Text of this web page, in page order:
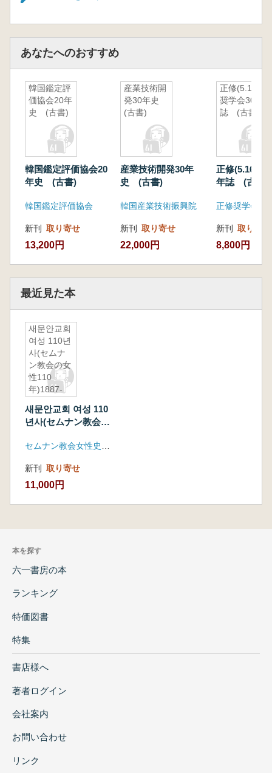
あなたへのおすすめ
韓国鑑定評
価協会20年
史 (古書)
韓国鑑定評価協会20
年史 (古書)
韓国鑑定評価協会
新刊 取り寄せ
13,200円
産業技術開
発30年史
(古書)
産業技術開発30年
史 (古書)
韓国産業技術振興院
新刊 取り寄せ
22,000円
正修(5.16)
奨学会30年
誌 (古書)
正修(5.16)奨
年誌 (古書)
正修奨学会
新刊 取り寄せ
8,800円
最近見た本
새문안교회
여성 110년
사(セムナ
ン教会の女
性110
年)1887-
書)
새문안교회 여성 110
년사(セムナン教会の
1997 (古書)
セムナン教会女性史編纂委員会
新刊 取り寄せ
11,000円
本を探す
六一書房の本
ランキング
特価図書
特集
書店様へ
著者ログイン
会社案内
お問い合わせ
リンク